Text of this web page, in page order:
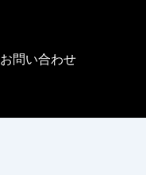
お問い合わせ